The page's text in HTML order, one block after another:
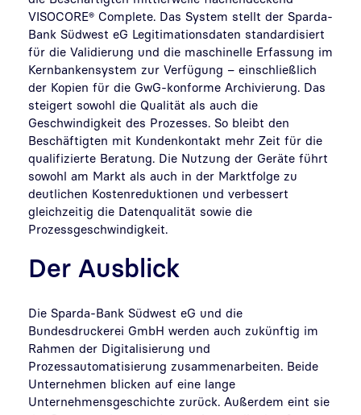
VISOCORE® Complete. Das System stellt der Sparda-
Bank Südwest eG Legitimationsdaten standardisiert
für die Validierung und die maschinelle Erfassung im
Kernbankensystem zur Verfügung – einschließlich
der Kopien für die GwG-konforme Archivierung. Das
steigert sowohl die Qualität als auch die
Geschwindigkeit des Prozesses. So bleibt den
Beschäftigten mit Kundenkontakt mehr Zeit für die
qualifizierte Beratung. Die Nutzung der Geräte führt
sowohl am Markt als auch in der Marktfolge zu
deutlichen Kostenreduktionen und verbessert
gleichzeitig die Datenqualität sowie die
Prozessgeschwindigkeit.
Der Ausblick
Die Sparda-Bank Südwest eG und die
Bundesdruckerei GmbH werden auch zukünftig im
Rahmen der Digitalisierung und
Prozessautomatisierung zusammenarbeiten. Beide
Unternehmen blicken auf eine lange
Unternehmensgeschichte zurück. Außerdem eint sie